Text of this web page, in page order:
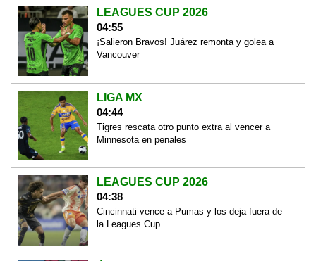
LEAGUES CUP 2026
04:55
¡Salieron Bravos! Juárez remonta y golea a
Vancouver
LIGA MX
04:44
Tigres rescata otro punto extra al vencer a
Minnesota en penales
LEAGUES CUP 2026
04:38
Cincinnati vence a Pumas y los deja fuera de
la Leagues Cup